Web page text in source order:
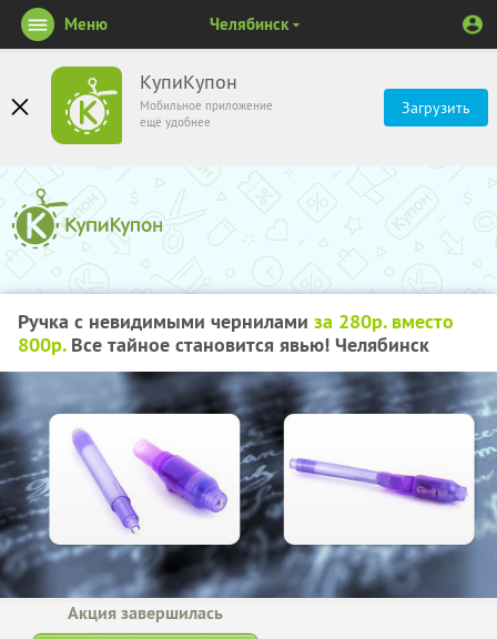
КупиКупон
Мобильное приложение
ещё удобнее
Загрузить
Меню Челябинск
Ручка с невидимыми чернилами за 280р. вместо
800р. Все тайное становится явью! Челябинск
Акция завершилась